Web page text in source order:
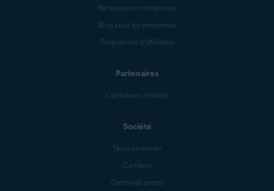
Partenaires commerciaux
Blog pour les entreprises
Programme d’affiliation
Partenaires
Opérateurs mobiles
Société
Nous contacter
Carrières
Centre de presse